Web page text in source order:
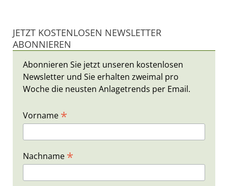
JETZT KOSTENLOSEN NEWSLETTER
ABONNIEREN
Abonnieren Sie jetzt unseren kostenlosen
Newsletter und Sie erhalten zweimal pro
Woche die neusten Anlagetrends per Email.
Vorname *
Nachname *